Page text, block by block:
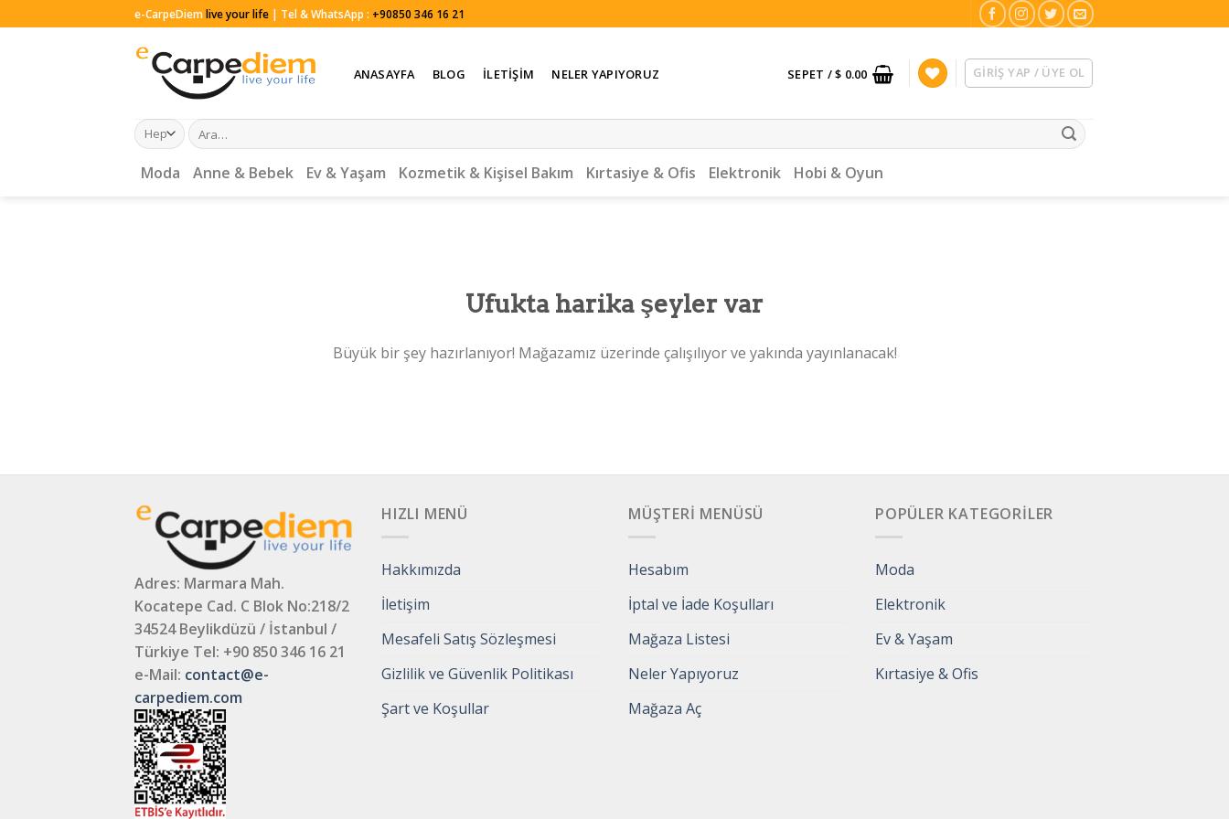
to
e-CarpeDiemlive your life | Tel & WhatsApp : +90850 346 16 21
ANASAYFA BLOG İLETIŞIM NELER YAPIYORUZ SEPET /$ 0.00 GIRIŞ YAP / ÜYE OL
Ara:
Moda Anne & Bebek Ev & Yaşam Kozmetik & Kişisel Bakım Kırtasiye & Ofis Elektronik Hobi & Oyun
Ufukta harika şeyler var
Büyük bir şey hazırlanıyor! Mağazamız üzerinde çalışılıyor ve yakında yayınlanacak!
Adres: Marmara Mah.
Kocatepe Cad. C Blok No:218/2
34524 Beylikdüzü / İstanbul /
Türkiye Tel: +90 850 346 16 21
e-Mail: contact@e-
carpediem.com
HIZLI MENÜ
Hakkımızda
İletişim
Mesafeli Satış Sözleşmesi
Gizlilik ve Güvenlik Politikası
Şart ve Koşullar
MÜŞTERI MENÜSÜ
Hesabım
İptal ve İade Koşulları
Mağaza Listesi
Neler Yapıyoruz
Mağaza Aç
POPÜLER KATEGORILER
Moda
Elektronik
Ev & Yaşam
Kırtasiye & Ofis